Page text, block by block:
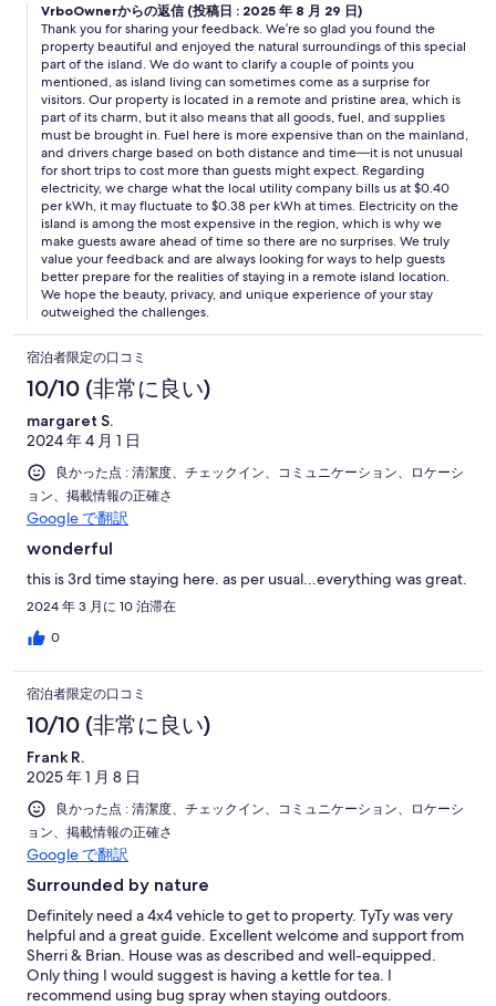
VrboOwnerからの返信 (投稿日 : 2025 年 8 月 29 日)
Thank you for sharing your feedback. We’re so glad you found the
property beautiful and enjoyed the natural surroundings of this special
part of the island. We do want to clarify a couple of points you
mentioned, as island living can sometimes come as a surprise for
visitors. Our property is located in a remote and pristine area, which is
part of its charm, but it also means that all goods, fuel, and supplies
must be brought in. Fuel here is more expensive than on the mainland,
and drivers charge based on both distance and time—it is not unusual
for short trips to cost more than guests might expect. Regarding
electricity, we charge what the local utility company bills us at $0.40
per kWh, it may fluctuate to $0.38 per kWh at times. Electricity on the
island is among the most expensive in the region, which is why we
make guests aware ahead of time so there are no surprises. We truly
value your feedback and are always looking for ways to help guests
better prepare for the realities of staying in a remote island location.
We hope the beauty, privacy, and unique experience of your stay
outweighed the challenges.
宿泊者限定の口コミ
10/10 (非常に良い)
margaret S.
2024 年 4 月 1 日
良かった点 : 清潔度、チェックイン、コミュニケーション、ロケーシ
ョン、掲載情報の正確さ
Google で翻訳
wonderful
this is 3rd time staying here. as per usual...everything was great.
2024 年 3 月に 10 泊滞在
0
宿泊者限定の口コミ
10/10 (非常に良い)
Frank R.
2025 年 1 月 8 日
良かった点 : 清潔度、チェックイン、コミュニケーション、ロケーシ
ョン、掲載情報の正確さ
Google で翻訳
Surrounded by nature
Definitely need a 4x4 vehicle to get to property. TyTy was very
helpful and a great guide. Excellent welcome and support from
Sherri & Brian. House was as described and well-equipped.
Only thing I would suggest is having a kettle for tea. I
recommend using bug spray when staying outdoors.